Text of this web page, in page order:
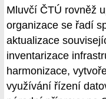
Mluvčí ČTÚ rovněž
organizace se řadí
aktualizace
inventarizace
harmonizace,
využívání řízení